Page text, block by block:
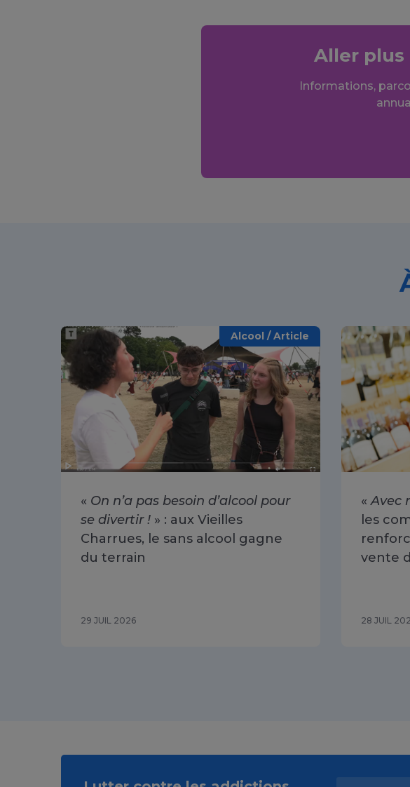
Aller plus
Informations,
Alcool / Article
« On n’a pas besoin d’alcool pour
se divertir ! » : aux Vieilles
Charrues, le sans alcool gagne
du terrain
29 JUIL 2026
«Avec
les
vente
28 JUIL